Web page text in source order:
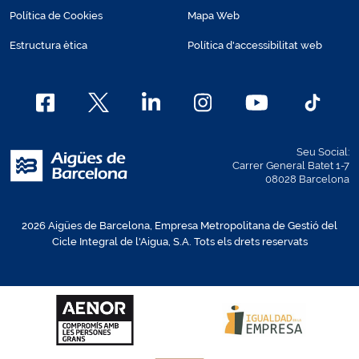
Política de Cookies
Estructura ètica
Mapa Web
Política d'accessibilitat web
Seu Social:
Carrer General Batet 1-7
08028 Barcelona
2026 Aigües de Barcelona, Empresa Metropolitana de Gestió del
Cicle Integral de l'Aigua, S.A. Tots els drets reservats